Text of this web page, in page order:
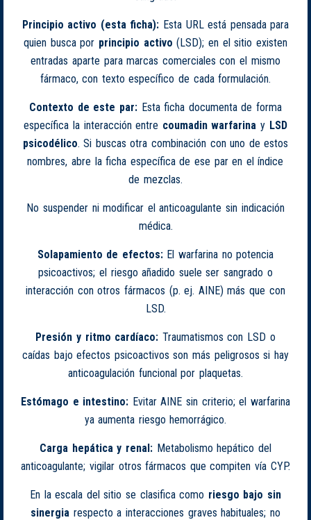
Principio activo (esta ficha): Esta URL está pensada para
quien busca por principio activo (LSD); en el sitio existen
entradas aparte para marcas comerciales con el mismo
fármaco, con texto específico de cada formulación.
Contexto de este par:Esta ficha documenta de forma
específica la interacción entre coumadin warfarina y LSD
psicodélico. Si buscas otra combinación con uno de estos
nombres, abre la ficha específica de ese par en el índice
de mezclas.
No suspender ni modificar el anticoagulante sin indicación
médica.
Solapamiento de efectos:El warfarina no potencia
psicoactivos; el riesgo añadido suele ser sangrado o
interacción con otros fármacos (p. ej. AINE) más que con
LSD.
Presión y ritmo cardíaco: Traumatismos con LSD o
caídas bajo efectos psicoactivos son más peligrosos si hay
anticoagulación funcional por plaquetas.
Estómago e intestino: Evitar AINE sin criterio; el warfarina
ya aumenta riesgo hemorrágico.
Carga hepática y renal: Metabolismo hepático del
anticoagulante; vigilar otros fármacos que compiten vía CYP.
En la escala del sitio se clasifica como riesgo bajo sin
sinergia respecto a interacciones graves habituales; no